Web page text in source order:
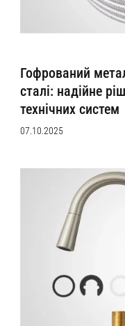
Гофрований
сталі: надійне
технічних систем
07.10.2025